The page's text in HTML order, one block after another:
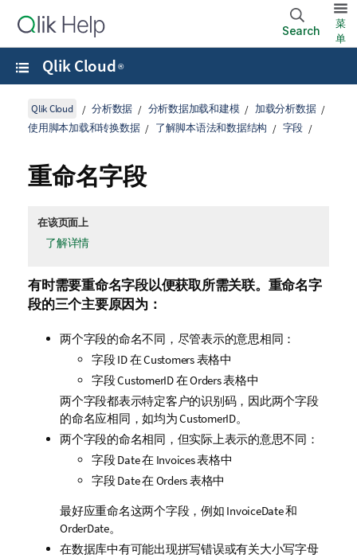
Search
菜
单
Qlik Cloud ®
Qlik Cloud 分析数据 分析数据加载和建模
加载分析数据
使用脚本加载和转换数据
了解脚本语法和数据结构 字段
重命名字段
在该页面上
了解详情
有时需要重命名字段以便获取所需关联。重命名字
段的三个主要原因为：
两个字段的命名不同，尽管表示的意思相同：
字段ID在Customers表格中
字段CustomerID在Orders表格中
两个字段都表示特定客户的识别码，因此两个字段
的命名应相同，如均为CustomerID。
两个字段的命名相同，但实际上表示的意思不同：
字段Date在 Invoices表格中
字段Date在 Orders表格中
最好应重命名这两个字段，例如 InvoiceDate和
OrderDate。
在数据库中有可能出现拼写错误或有关大小写字母